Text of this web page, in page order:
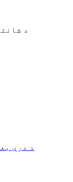
د
د درې